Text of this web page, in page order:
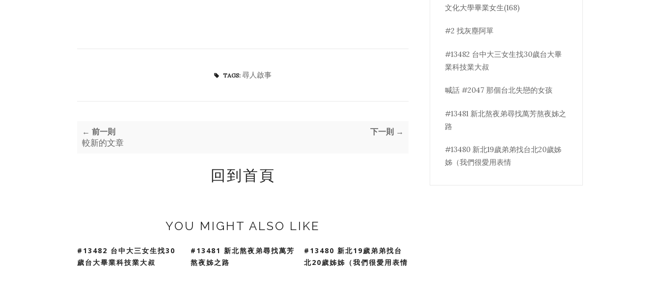
TAGS: 尋人啟事
← 前一則
較新的文章
下一則 →
回到首頁
YOU MIGHT ALSO LIKE
#13482 台中大三女生找30
歲台大畢業科技業大叔
#13481 新北熬夜弟尋找萬芳
熬夜姊之路
#13480 新北19歲弟弟找台
北20歲姊姊（我們很愛用表情
文化大學畢業女生(168)
#2 找灰塵阿單
#13482 台中大三女生找30歲台大畢
業科技業大叔
喊話 #2047 那個台北失戀的女孩
#13481 新北熬夜弟尋找萬芳熬夜姊之
路
#13480 新北19歲弟弟找台北20歲姊
姊（我們很愛用表情